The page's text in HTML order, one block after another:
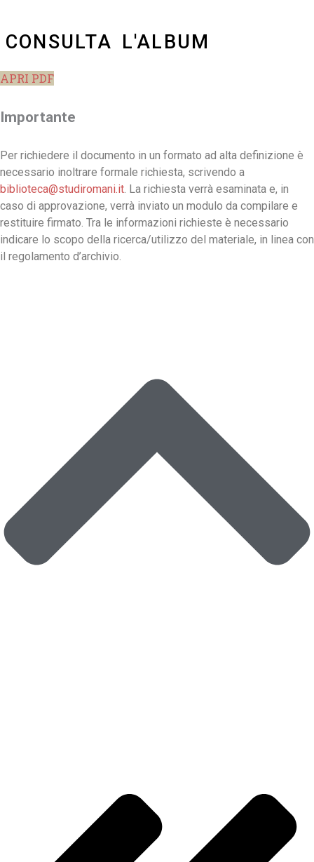
CONSULTA L'ALBUM
APRI PDF
Importante
Per richiedere il documento in un formato ad alta definizione è
necessario inoltrare formale richiesta, scrivendo a
biblioteca@studiromani.it. La richiesta verrà esaminata e, in
caso di approvazione, verrà inviato un modulo da compilare e
restituire firmato. Tra le informazioni richieste è necessario
indicare lo scopo della ricerca/utilizzo del materiale, in linea con
il regolamento d’archivio.